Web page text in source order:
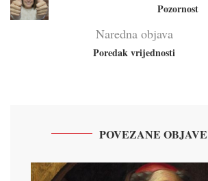
Pozornost
Naredna objava
Poredak vrijednosti
POVEZANE OBJAVE